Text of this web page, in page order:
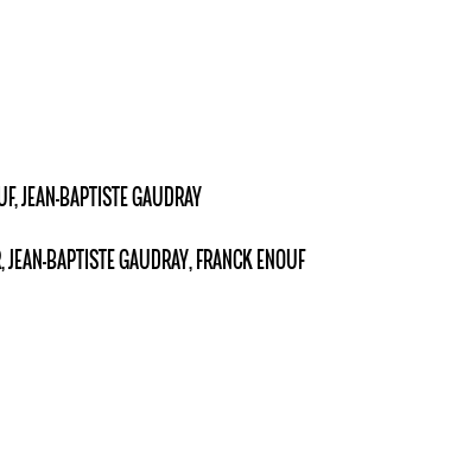
JEAN-BAPTISTE GAUDRAY
JEAN-BAPTISTE GAUDRAY, FRANCK ENOUF